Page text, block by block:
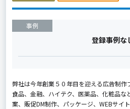
事例
登録事例な
弊社は今年創業５０年目を迎える広告制作
食品、金融、ハイテク、医薬品、化粧品な
案、販促DM制作、パッケージ、WEBサイ